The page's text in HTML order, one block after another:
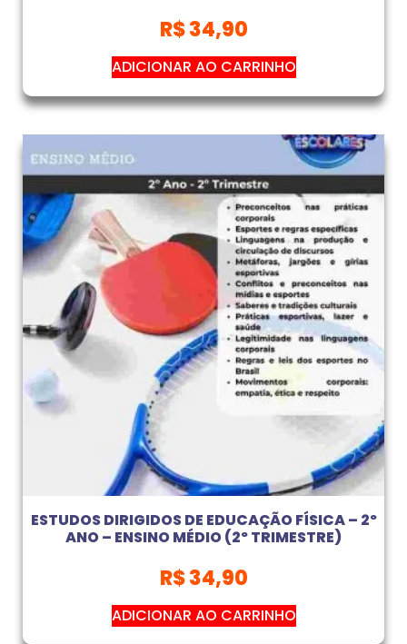
R$34,90
ADICIONAR AO CARRINHO
ESTUDOS DIRIGIDOS DE EDUCAÇÃO FÍSICA – 2º
ANO – ENSINO MÉDIO (2º TRIMESTRE)
R$34,90
ADICIONAR AO CARRINHO